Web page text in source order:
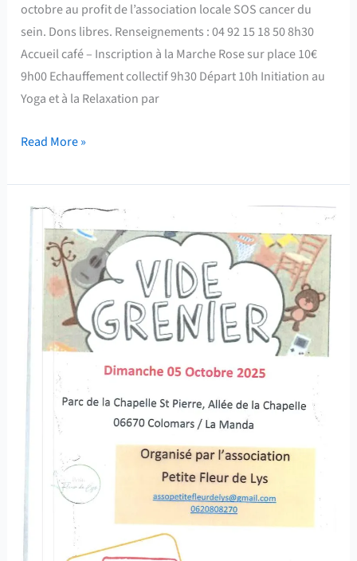
octobre au profit de l’association locale SOS cancer du
sein. Dons libres. Renseignements : 04 92 15 18 50 8h30
Accueil café – Inscription à la Marche Rose sur place 10€
9h00 Echauffement collectif 9h30 Départ 10h Initiation au
Yoga et à la Relaxation par
Read More »
Vide
Grenier
octobre